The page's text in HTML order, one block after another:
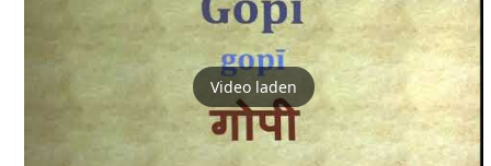
Video laden